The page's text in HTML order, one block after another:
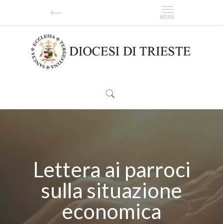
Lettera ai parroci
sulla situazione
economica